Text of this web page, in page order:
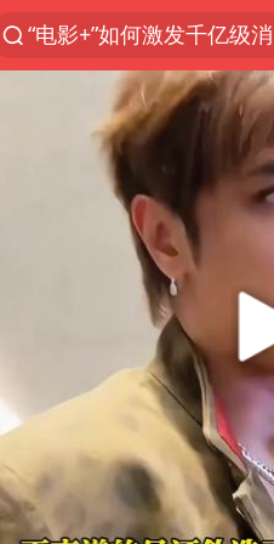
“电影+”如何激发千亿级
全球首个长时储能一体
台风白海豚已进入24小
“秋天的第一杯奶茶”6岁了
上海：台风白海豚或将
四川宜宾高县4.9级地震
38岁演员求职万岁山
国乒男单横滨冠军赛全
中巨芯：上半年归母净利
东航：国内客票提前14
日本试射“战斧”导弹，国